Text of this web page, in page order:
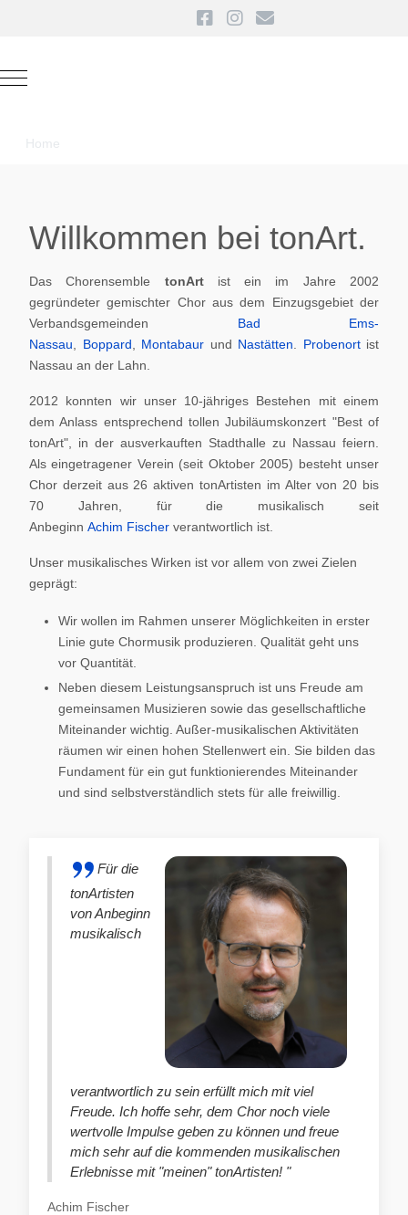
Mobile Menu Toggle
Home
Willkommen bei tonArt.
Das Chorensemble tonArt ist ein im Jahre 2002
gegründeter gemischter Chor aus dem Einzugsgebiet der
Verbandsgemeinden Bad Ems-
Nassau
Boppard Montabaur und Nastätten Probenortist
Nassau an der Lahn.
2012 konnten wir unser 10-jähriges Bestehen mit einem
dem Anlass entsprechend tollen Jubiläumskonzert "Best of
tonArt", in der ausverkauften Stadthalle zu Nassau feiern.
Als eingetragener Verein (seit Oktober 2005) besteht unser
Chor derzeit aus 26 aktiven tonArtisten im Alter von 20 bis
70 Jahren, für die musikalisch seit
Anbeginn Achim Fischer verantwortlich ist.
Unser musikalisches Wirken ist vor allem von zwei Zielen
geprägt:
Wir wollen im Rahmen unserer Möglichkeiten in erster
Linie gute Chormusik produzieren. Qualität geht uns
vor Quantität.
Neben diesem Leistungsanspruch ist uns Freude am
gemeinsamen Musizieren sowie das gesellschaftliche
Miteinander wichtig. Außer-musikalischen Aktivitäten
räumen wir einen hohen Stellenwert ein. Sie bilden das
Fundament für ein gut funktionierendes Miteinander
und sind selbstverständlich stets für alle freiwillig.
Für die
tonArtisten
von Anbeginn
musikalisch
verantwortlich zu sein erfüllt mich mit viel
Freude. Ich hoffe sehr, dem Chor noch viele
wertvolle Impulse geben zu können und freue
mich sehr auf die kommenden musikalischen
Erlebnisse mit "meinen" tonArtisten! "
Achim Fischer